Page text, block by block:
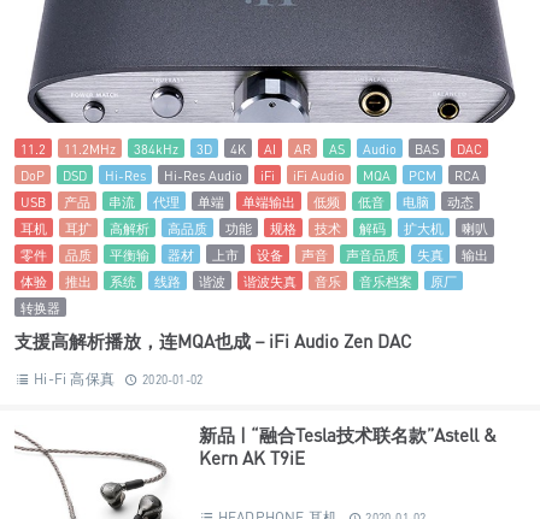
11.2 11.2MHz 384kHz 3D 4K AI AR AS Audio BAS
DAC
DoP
DSD Hi-Res Hi-Res Audio iFi iFi Audio MQA PCM
RCA
USB
产品 串流 代理 单端 单端输出 低频 低音 电脑
动态
耳机
耳扩 高解析 高品质 功能 规格 技术 解码 扩大机
喇叭
零件
品质 平衡输 器材 上市 设备 声音 声音品质 失真
输出
体验
推出 系统 线路 谐波 谐波失真 音乐 音乐档案
原厂
转换器
支援高解析播放，连MQA也成－iFi Audio Zen DAC
Hi-Fi 高保真 2020-01-02
新品 | “融合Tesla技术联名款”Astell &
Kern AK T9iE